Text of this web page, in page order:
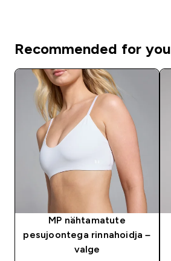
Recommended for you
MP nähtamatute
pesujoontega rinnahoidja –
valge